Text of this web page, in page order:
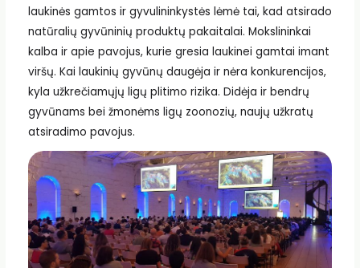
laukinės gamtos ir gyvulininkystės lėmė tai, kad atsirado
natūralių gyvūninių produktų pakaitalai. Mokslininkai
kalba ir apie pavojus, kurie gresia laukinei gamtai imant
viršų. Kai laukinių gyvūnų daugėja ir nėra konkurencijos,
kyla užkrečiamųjų ligų plitimo rizika. Didėja ir bendrų
gyvūnams bei žmonėms ligų zoonozių, naujų užkratų
atsiradimo pavojus.